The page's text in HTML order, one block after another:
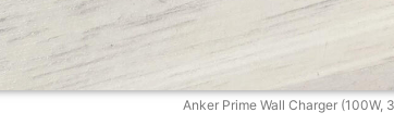
Anker Prime Wall Charger (100W,